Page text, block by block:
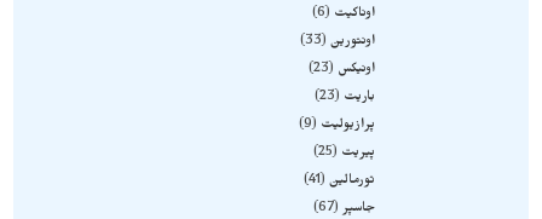
اوناکیت
6
اونتورین 33
اونیکس
23
باریت
23
پرازیولیت
9
پیریت
25
تورمالین 41
جاسپر 67